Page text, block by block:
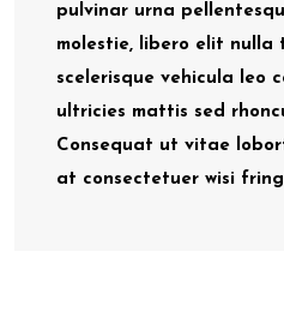
pulvinar urna
molestie, libero elit nulla
scelerisque vehicula leo
ultricies mattis sed
Consequat ut vitae
at consectetuer wisi